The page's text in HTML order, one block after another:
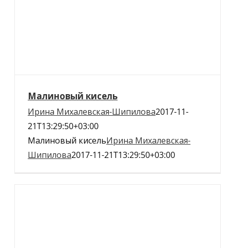
Малиновый кисель
Ирина Михалевская-Шипилова2017-11-
21T13:29:50+03:00
Малиновый кисельИрина Михалевская-
Шипилова2017-11-21T13:29:50+03:00